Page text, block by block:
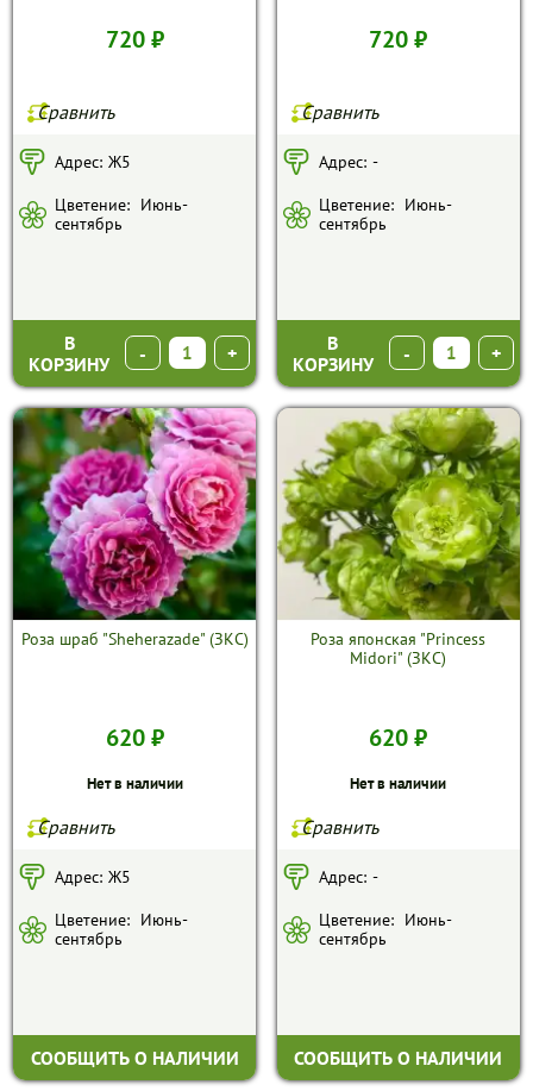
720 ₽
Сравнить
Адрес: Ж5
Цветение: Июнь-
сентябрь
В
КОРЗИНУ
- +
720 ₽
Сравнить
Адрес: -
Цветение: Июнь-
сентябрь
В
КОРЗИНУ
- +
Роза шраб "Sheherazade" (ЗКС)
620 ₽
Нет в наличии
Сравнить
Адрес: Ж5
Цветение: Июнь-
сентябрь
СООБЩИТЬ О НАЛИЧИИ
Роза японская "Princess
Midori" (ЗКС)
620 ₽
Нет в наличии
Сравнить
Адрес: -
Цветение: Июнь-
сентябрь
СООБЩИТЬ О НАЛИЧИИ